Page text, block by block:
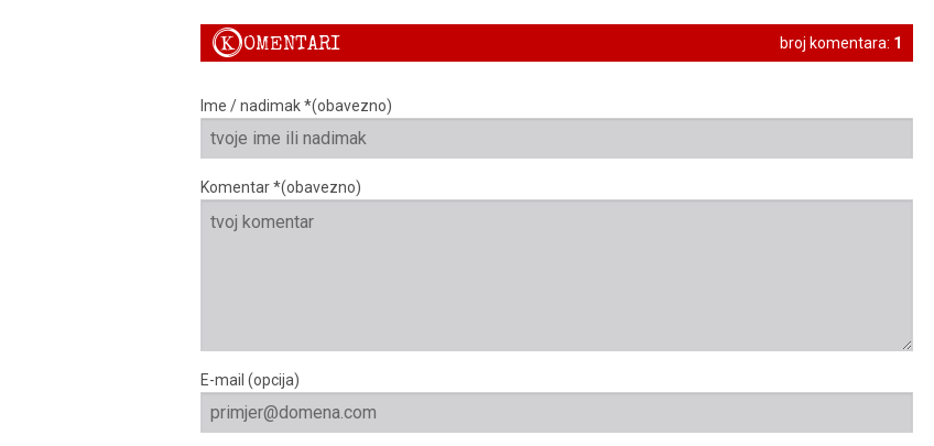
broj komentara: 1
KOMENTARI
Ime / nadimak *(obavezno)
Komentar *(obavezno)
E-mail (opcija)